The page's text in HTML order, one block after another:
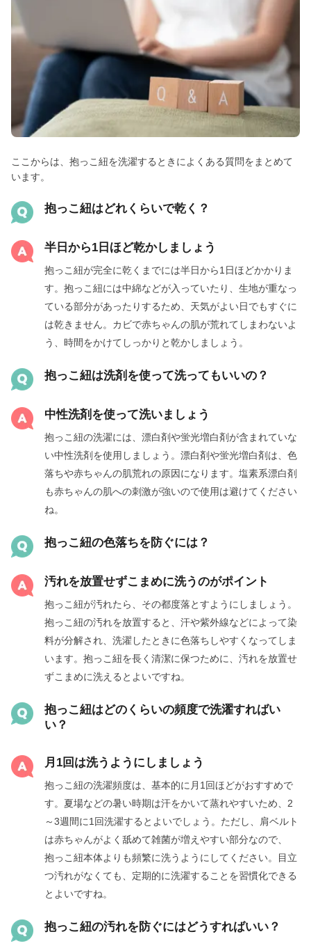
ここからは、抱っこ紐を洗濯するときによくある質問をまとめて
います。
抱っこ紐はどれくらいで乾く？
半日から1日ほど乾かしましょう
抱っこ紐が完全に乾くまでには半日から1日ほどかかりま
す。抱っこ紐には中綿などが入っていたり、生地が重なっ
ている部分があったりするため、天気がよい日でもすぐに
は乾きません。カビで赤ちゃんの肌が荒れてしまわないよ
う、時間をかけてしっかりと乾かしましょう。
抱っこ紐は洗剤を使って洗ってもいいの？
中性洗剤を使って洗いましょう
抱っこ紐の洗濯には、漂白剤や蛍光増白剤が含まれていな
い中性洗剤を使用しましょう。漂白剤や蛍光増白剤は、色
落ちや赤ちゃんの肌荒れの原因になります。塩素系漂白剤
も赤ちゃんの肌への刺激が強いので使用は避けてください
ね。
抱っこ紐の色落ちを防ぐには？
汚れを放置せずこまめに洗うのがポイント
抱っこ紐が汚れたら、その都度落とすようにしましょう。
抱っこ紐の汚れを放置すると、汗や紫外線などによって染
料が分解され、洗濯したときに色落ちしやすくなってしま
います。抱っこ紐を長く清潔に保つために、汚れを放置せ
ずこまめに洗えるとよいですね。
抱っこ紐はどのくらいの頻度で洗濯すればい
い？
月1回は洗うようにしましょう
抱っこ紐の洗濯頻度は、基本的に月1回ほどがおすすめで
す。夏場などの暑い時期は汗をかいて蒸れやすいため、2
～3週間に1回洗濯するとよいでしょう。ただし、肩ベルト
は赤ちゃんがよく舐めて雑菌が増えやすい部分なので、
抱っこ紐本体よりも頻繁に洗うようにしてください。目立
つ汚れがなくても、定期的に洗濯することを習慣化できる
とよいですね。
抱っこ紐の汚れを防ぐにはどうすればいい？